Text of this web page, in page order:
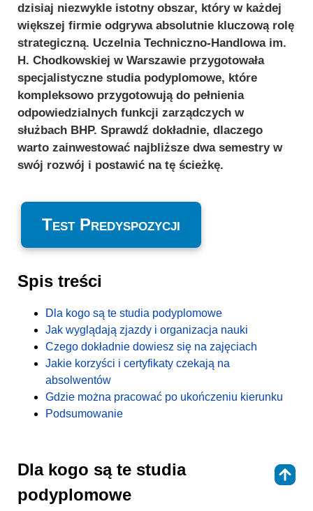
dzisiaj niezwykle istotny obszar, który w każdej
większej firmie odgrywa absolutnie kluczową rolę
strategiczną. Uczelnia Techniczno-Handlowa im.
H. Chodkowskiej w Warszawie przygotowała
specjalistyczne studia podyplomowe, które
kompleksowo przygotowują do pełnienia
odpowiedzialnych funkcji zarządczych w
służbach BHP. Sprawdź dokładnie, dlaczego
warto zainwestować najbliższe dwa semestry w
swój rozwój i postawić na tę ścieżkę.
Test Predyspozycji
Spis treści
Dla kogo są te studia podyplomowe
Jak wyglądają zjazdy i organizacja nauki
Czego dokładnie dowiesz się na zajęciach
Jakie korzyści i certyfikaty czekają na
absolwentów
Gdzie można pracować po ukończeniu kierunku
Podsumowanie
Dla kogo są te studia
podyplomowe